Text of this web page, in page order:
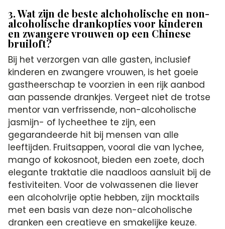
3. Wat zijn de beste alchoholische en non-
alcoholische drankopties voor kinderen
en zwangere vrouwen op een Chinese
bruiloft?
Bij het verzorgen van alle gasten, inclusief
kinderen en zwangere vrouwen, is het goeie
gastheerschap te voorzien in een rijk aanbod
aan passende drankjes. Vergeet niet de trotse
mentor van verfrissende, non-alcoholische
jasmijn- of lycheethee te zijn, een
gegarandeerde hit bij mensen van alle
leeftijden. Fruitsappen, vooral die van lychee,
mango of kokosnoot, bieden een zoete, doch
elegante traktatie die naadloos aansluit bij de
festiviteiten. Voor de volwassenen die liever
een alcoholvrije optie hebben, zijn mocktails
met een basis van deze non-alcoholische
dranken een creatieve en smakelijke keuze.